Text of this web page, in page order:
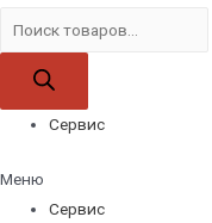
товаров
Сервис
Меню
Сервис